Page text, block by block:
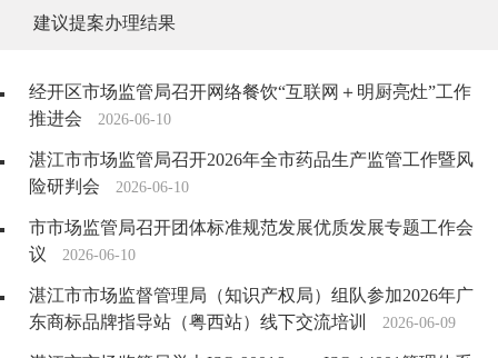
建议提案办理结果
经开区市场监管局召开网络餐饮“互联网＋明厨亮灶”工作
推进会
2026-06-10
湛江市市场监管局召开2026年全市药品生产监管工作暨风
险研判会
2026-06-10
市市场监管局召开团体标准规范发展优质发展专题工作会
议
2026-06-10
湛江市市场监督管理局（知识产权局）组队参加2026年广
东商标品牌指导站（粤西站）线下交流培训
2026-06-09